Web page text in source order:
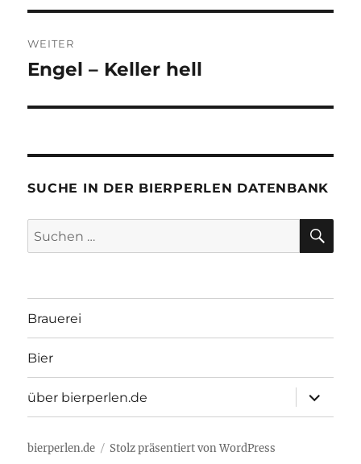
WEITER
Nächster
Engel – Keller hell
SUCHE IN DER BIERPERLEN DATENBANK
Suchen
nach:
Brauerei
Bier
über bierperlen.de
öffnen
bierperlen.de Stolz präsentiert von WordPress